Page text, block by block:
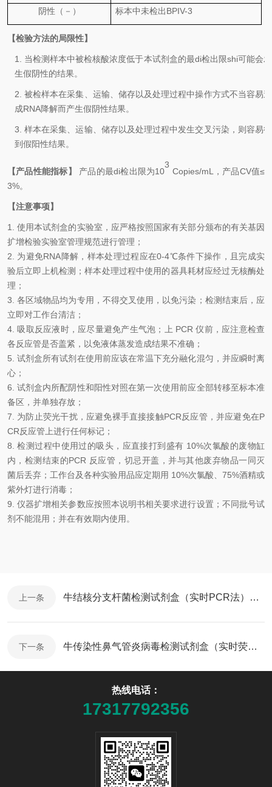
阴性（－） 标本中未检出BPIV-3
【检验方法的局限性】
1. 当检测样本中被检核酸浓度低于本试剂盒的最di检出 限shi可能会发
生假阴性的结果。
2.被检样本在采集、运输、储存以及处理过程中操作方式不当容易造
成RNA降解而产生假阴性结果。
3.样本在采集、运输、储存以及处理过程中发生交叉污染，则容易得
到假阳性结果。
【产品性能指标】 产品的最di检出限为10
3
Copies/mL ，产品CV值≤
3%。
【注意事项】
1.使用本试剂盒的实验室，应严格按照国家有关部分颁布的有关基因
扩增检验实验室管理规范进行管理 ；
2. 为避免RNA降解，样本处理过程应在0-4℃条件下操作，且完成实
验后立即上机检测；样本处理过程中使用的器具耗材应经过无核酶处
理 ；
3.各区域物品均为专用，不得交叉使用，以免污染 ； 检测结束后，应
立即对工作台清洁 ；
4.吸取反应液时，应尽量避免产生气泡 ； 上 PCR 仪前，应注意检查
各反应管是否盖紧，以免液体蒸发造成结果不准确 ；
5.试剂盒所有试剂在使用前应该在常温下充分融化混匀，并应瞬时离
心；
6.试剂盒内所配阴性和阳性对照在第一次使用前应全部转移至标本准
备区，并单独存放 ；
7. 为防止荧光干扰，应避免裸手直接接触PCR反应管，并应避免在P
CR反应管上进行任何标记 ；
8.检测过程中使用过的吸头，应直接打到盛有 10%次氯酸的废物缸
内，检测结束的PCR 反应管，切忌开盖，并与其他废弃物品一同灭
菌后丢弃 ； 工作台及各种实验用品应定期用 10%次氯酸、 75%酒精或
紫外灯进行消毒 ；
9.仪器扩增相关参数应按照本说明书相关要求进行设置； 不同批号试
剂不能混用 ； 并在有效期内使用。
上一条 牛结核分支杆菌检测试剂盒（实时PCR法）说明书
下一条 牛传染性鼻气管炎病毒检测试剂盒（实时荧光PCR法）说明书
热线电话：
17317792356